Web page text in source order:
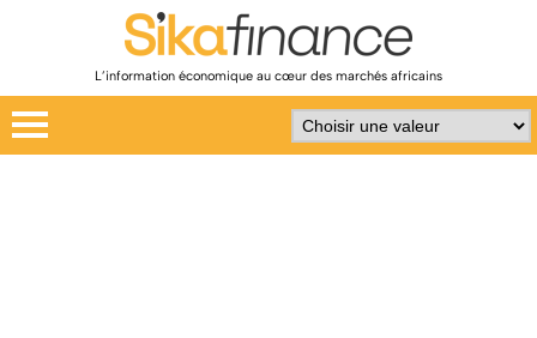
L’information économique au cœur des marchés africains